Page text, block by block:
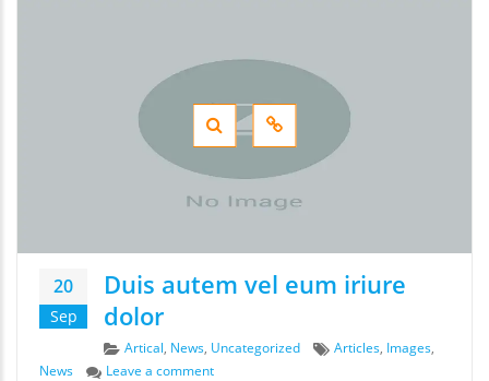
20
Sep
Duis autem vel eum iriure
dolor
Categories
Artical, News, Uncategorized Tags
Articles, Images,
News
Leave a commenton Duis autem vel eum iriure dolor